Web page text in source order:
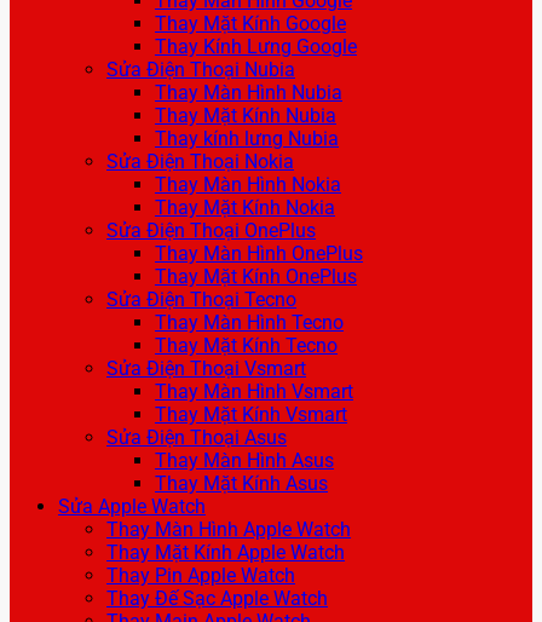
Thay Mặt Kính Google
Thay Kính Lưng Google
Sửa Điện Thoại Nubia
Thay Màn Hình Nubia
Thay Mặt Kính Nubia
Thay kính lưng Nubia
Sửa Điện Thoại Nokia
Thay Màn Hình Nokia
Thay Mặt Kính Nokia
Sửa Điện Thoại OnePlus
Thay Màn Hình OnePlus
Thay Mặt Kính OnePlus
Sửa Điện Thoại Tecno
Thay Màn Hình Tecno
Thay Mặt Kính Tecno
Sửa Điện Thoại Vsmart
Thay Màn Hình Vsmart
Thay Mặt Kính Vsmart
Sửa Điện Thoại Asus
Thay Màn Hình Asus
Thay Mặt Kính Asus
Sửa Apple Watch
Thay Màn Hình Apple Watch
Thay Mặt Kính Apple Watch
Thay Pin Apple Watch
Thay Đế Sạc Apple Watch